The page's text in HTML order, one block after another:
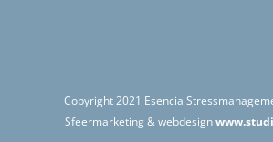
Copyright 2021 Esencia
Sfeermarketing & webdesign